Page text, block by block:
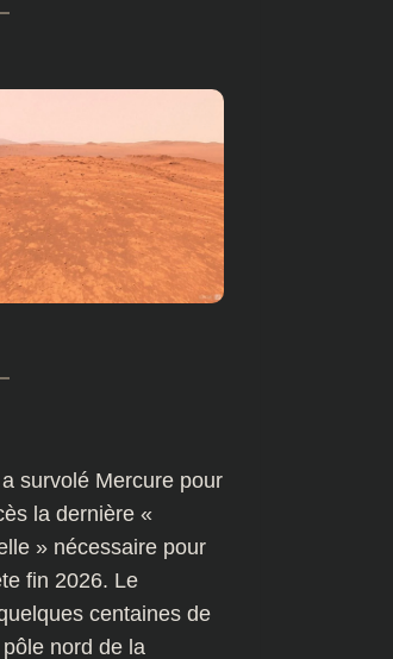
survolé Mercure pour
la dernière «
» nécessaire pour
fin 2026. Le
centaines de
nord de la